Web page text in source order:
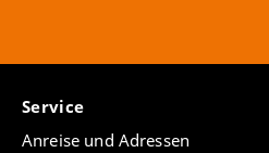
Service
Anreise und Adressen